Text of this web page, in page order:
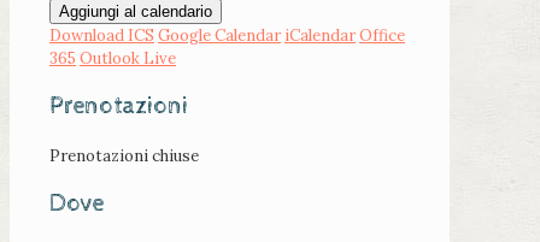
Aggiungi al calendario
Download ICS Google Calendar iCalendarOffice
365 Outlook Live
Prenotazioni
Prenotazioni chiuse
Dove